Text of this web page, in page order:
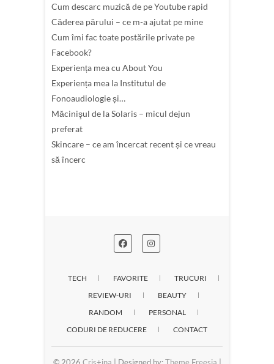
Cum descarc muzică de pe Youtube rapid
Căderea părului – ce m-a ajutat pe mine
Cum îmi fac toate postările private pe
Facebook?
Experiența mea cu About You
Experiența mea la Institutul de
Fonoaudiologie și…
Măcinişul de la Solaris – micul dejun
preferat
Skincare – ce am încercat recent și ce vreau
să încerc
TECH FAVORITE
TRUCURI
REVIEW-URI
BEAUTY
RANDOM
PERSONAL
CODURI DE REDUCERE
CONTACT
© 2026 Cris+ina | Designed by:Theme Freesia |